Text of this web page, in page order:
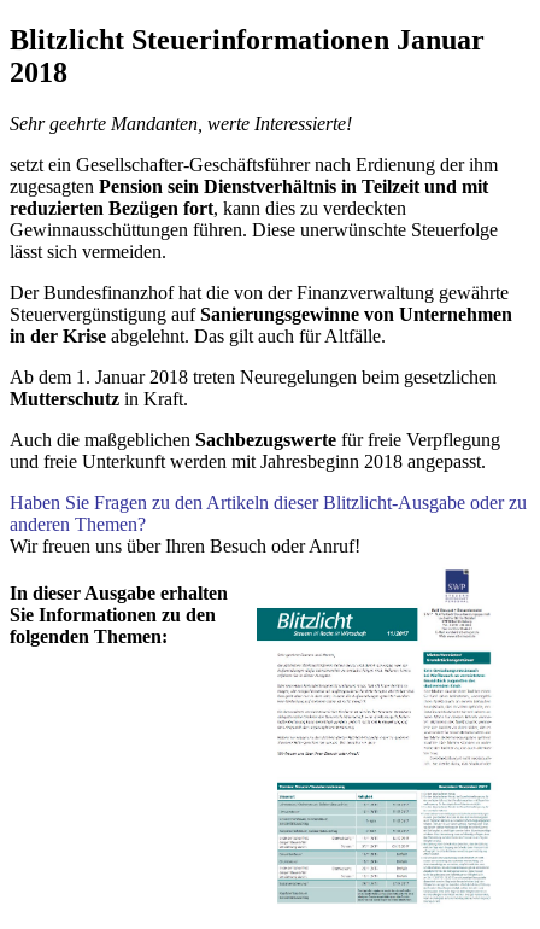
Blitzlicht Steuerinformationen Januar
2018
Sehr geehrte Mandanten, werte Interessierte!
setzt ein Gesellschafter-Geschäftsführer nach Erdienung der ihm
zugesagten Pension sein Dienstverhältnis in Teilzeit und mit
reduzierten Bezügen fort, kann dies zu verdeckten
Gewinnausschüttungen führen. Diese unerwünschte Steuerfolge
lässt sich vermeiden.
Der Bundesfinanzhof hat die von der Finanzverwaltung gewährte
Steuervergünstigung aufSanierungsgewinne von Unternehmen
in der Krise abgelehnt. Das gilt auch für Altfälle.
Ab dem 1. Januar 2018 treten Neuregelungen beim gesetzlichen
Mutterschutz in Kraft.
Auch die maßgeblichen Sachbezugswerte für freie Verpflegung
und freie Unterkunft werden mit Jahresbeginn 2018 angepasst.
Haben Sie Fragen zu den Artikeln dieser Blitzlicht-Ausgabe oder zu
anderen Themen?
Wir freuen uns über Ihren Besuch oder Anruf!
In dieser Ausgabe erhalten
Sie Informationen zu den
folgenden Themen: